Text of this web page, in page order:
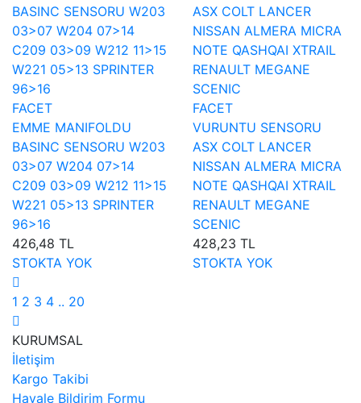
FACET
EMME MANIFOLDU
BASINC SENSORU W203
03>07 W204 07>14
C209 03>09 W212 11>15
W221 05>13 SPRINTER
96>16
426,48 TL
STOKTA YOK
FACET
VURUNTU SENSORU
ASX COLT LANCER
NISSAN ALMERA MICRA
NOTE QASHQAI XTRAIL
RENAULT MEGANE
SCENIC
428,23 TL
STOKTA YOK
1 2 3 4 .. 20
KURUMSAL
İletişim
Kargo Takibi
Havale Bildirim Formu